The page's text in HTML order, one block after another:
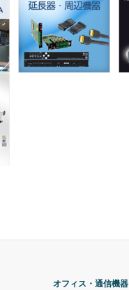
オフィス・通信機器